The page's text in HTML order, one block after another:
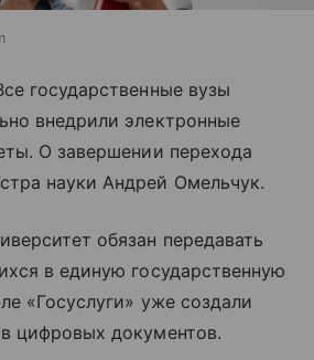
государственные вузы
внедрили электронные
О завершении перехода
науки Андрей Омельчук.
обязан передавать
в единую государственную
«Госуслуги» уже создали
цифровых документов.